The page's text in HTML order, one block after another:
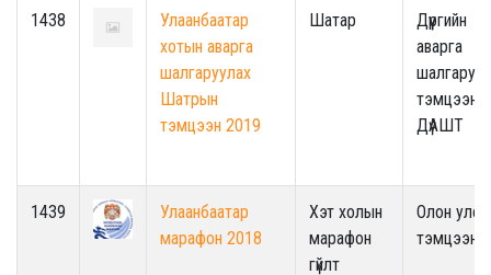
1438
Улаанбаатар
хотын аварга
шалгаруулах
Шатрын
тэмцээн 2019
Шатар
Дүүргийн
аварга
тэмцээн /
ДүАШТ
1439
Улаанбаатар
марафон 2018
Хэт холын
марафон
гүйлт
Олон
тэмцээн